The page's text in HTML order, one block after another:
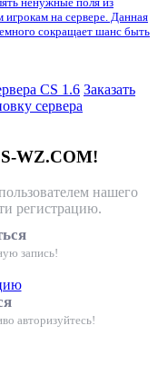
игрокам на сервере. Данная
сокращает шанс быть
CS 1.6 Заказать
сервера
WZ.COM!
нашего
регистрацию.
запись!
авторизуйтесь!